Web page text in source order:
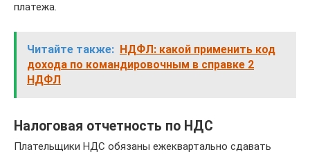
платежа.
Читайте также: НДФЛ: какой применить код
дохода по командировочным в справке 2
НДФЛ
Налоговая отчетность по НДС
Плательщики НДС обязаны ежеквартально сдавать